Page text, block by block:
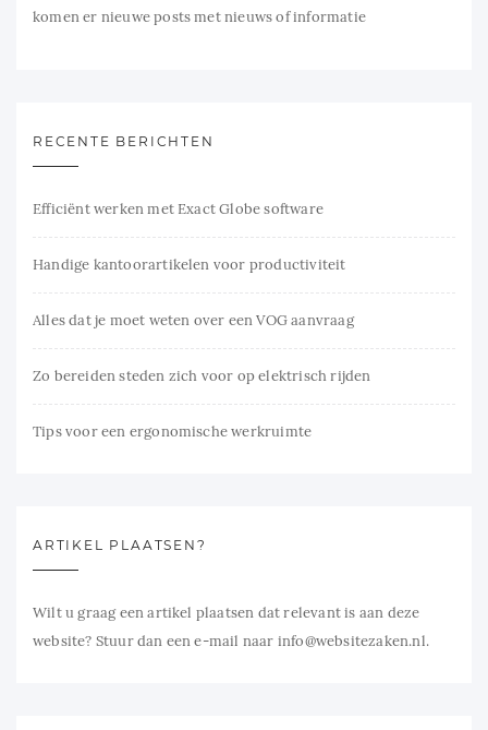
komen er nieuwe posts met nieuws of informatie
RECENTE BERICHTEN
Efficiënt werken met Exact Globe software
Handige kantoorartikelen voor productiviteit
Alles dat je moet weten over een VOG aanvraag
Zo bereiden steden zich voor op elektrisch rijden
Tips voor een ergonomische werkruimte
ARTIKEL PLAATSEN?
Wilt u graag een artikel plaatsen dat relevant is aan deze
website? Stuur dan een e-mail naar info@websitezaken.nl.